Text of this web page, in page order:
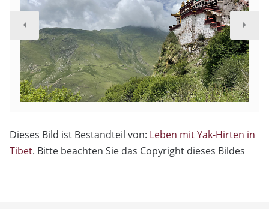
Dieses Bild ist Bestandteil von: Leben mit Yak-Hirten in
Tibet. Bitte beachten Sie das Copyright dieses Bildes